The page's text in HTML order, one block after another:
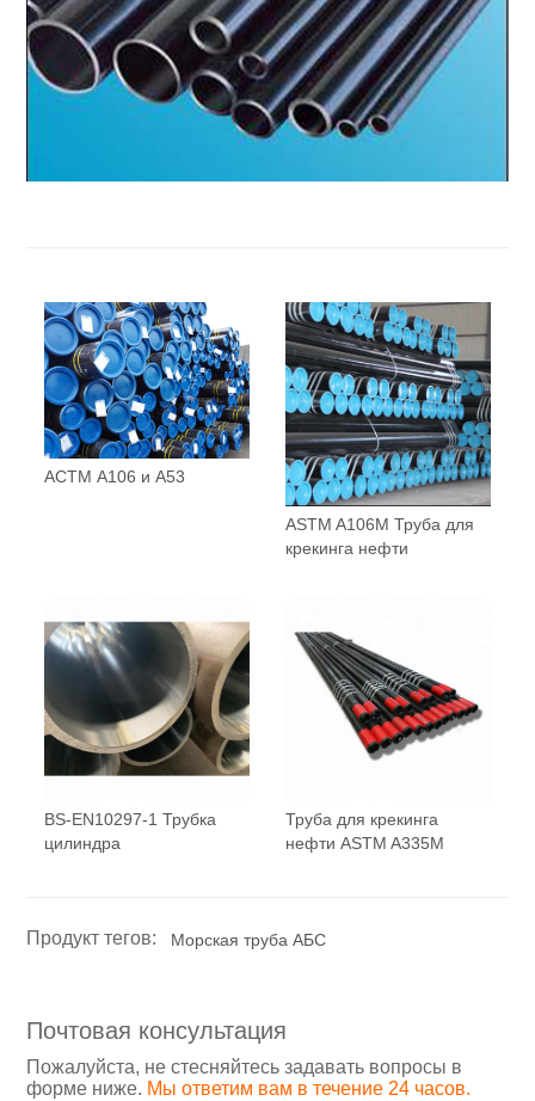
АСТМ А106 и А53
ASTM A106M Труба для
крекинга нефти
BS-EN10297-1 Трубка
цилиндра
Труба для крекинга
нефти ASTM A335M
Продукт тегов: Морская труба АБС
Почтовая консультация
Пожалуйста, не стесняйтесь задавать вопросы в
форме ниже. Мы ответим вам в течение 24 часов.